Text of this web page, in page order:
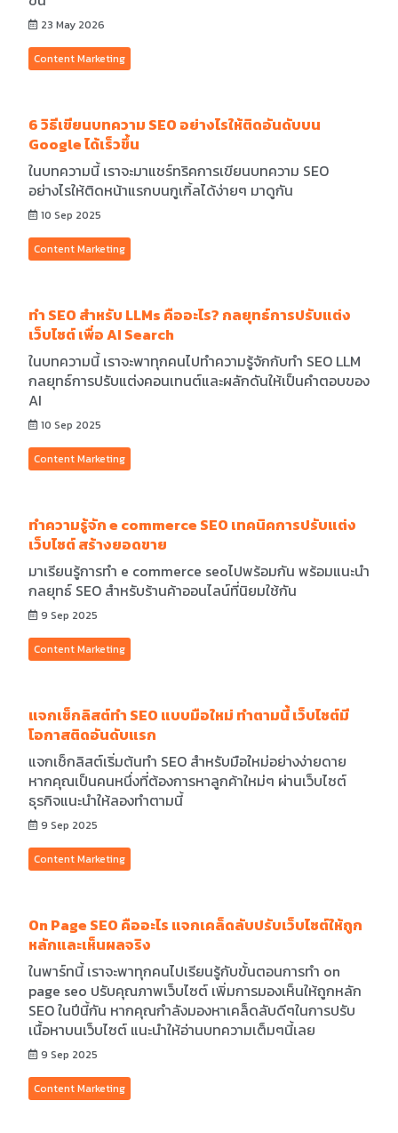
23 May 2026
Content Marketing
6 วิธีเขียนบทความ SEO อย่างไรให้ติดอันดับบน
Google ได้เร็วขึ้น
ในบทความนี้ เราจะมาแชร์ทริคการเขียนบทความ SEO
อย่างไรให้ติดหน้าแรกบนกูเกิ้ลได้ง่ายๆ มาดูกัน
10 Sep 2025
Content Marketing
ทำ SEO สำหรับ LLMs คืออะไร? กลยุทธ์การปรับแต่ง
เว็บไซต์ เพื่อ AI Search
ในบทความนี้ เราจะพาทุกคนไปทำความรู้จักกับทำ SEO LLM
กลยุทธ์การปรับแต่งคอนเทนต์และผลักดันให้เป็นคำตอบของ
AI
10 Sep 2025
Content Marketing
ทำความรู้จัก e commerce SEO เทคนิคการปรับแต่ง
เว็บไซต์ สร้างยอดขาย
มาเรียนรู้การทำ e commerce seoไปพร้อมกัน พร้อมแนะนำ
กลยุทธ์ SEO สำหรับร้านค้าออนไลน์ที่นิยมใช้กัน
9 Sep 2025
Content Marketing
แจกเช็กลิสต์ทำ SEO แบบมือใหม่ ทำตามนี้ เว็บไซต์มี
โอกาสติดอันดับแรก
แจกเช็กลิสต์เริ่มต้นทำ SEO สำหรับมือใหม่อย่างง่ายดาย
หากคุณเป็นคนหนึ่งที่ต้องการหาลูกค้าใหม่ๆ ผ่านเว็บไซต์
ธุรกิจแนะนำให้ลองทำตามนี้
9 Sep 2025
Content Marketing
On Page SEO คืออะไร แจกเคล็ดลับปรับเว็บไซต์ให้ถูก
หลักและเห็นผลจริง
ในพาร์ทนี้ เราจะพาทุกคนไปเรียนรู้กับขั้นตอนการทำ on
page seo ปรับคุณภาพเว็บไซต์ เพิ่มการมองเห็นให้ถูกหลัก
SEO ในปีนี้กัน หากคุณกำลังมองหาเคล็ดลับดีๆในการปรับ
เนื้อหาบนเว็บไซต์ แนะนำให้อ่านบทความเต็มๆนี้เลย
9 Sep 2025
Content Marketing